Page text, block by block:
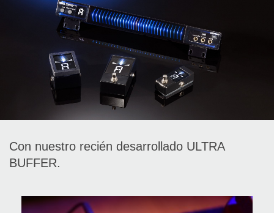
Con nuestro recién desarrollado ULTRA
BUFFER.